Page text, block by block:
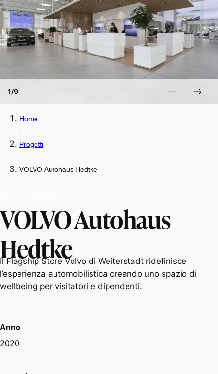
Home
Progetti
VOLVO Autohaus Hedtke
VOLVO Autohaus
Hedtke
Il Flagship Store Volvo di Weiterstadt ridefinisce
l’esperienza automobilistica creando uno spazio di
wellbeing per visitatori e dipendenti.
1/9
Anno
2020